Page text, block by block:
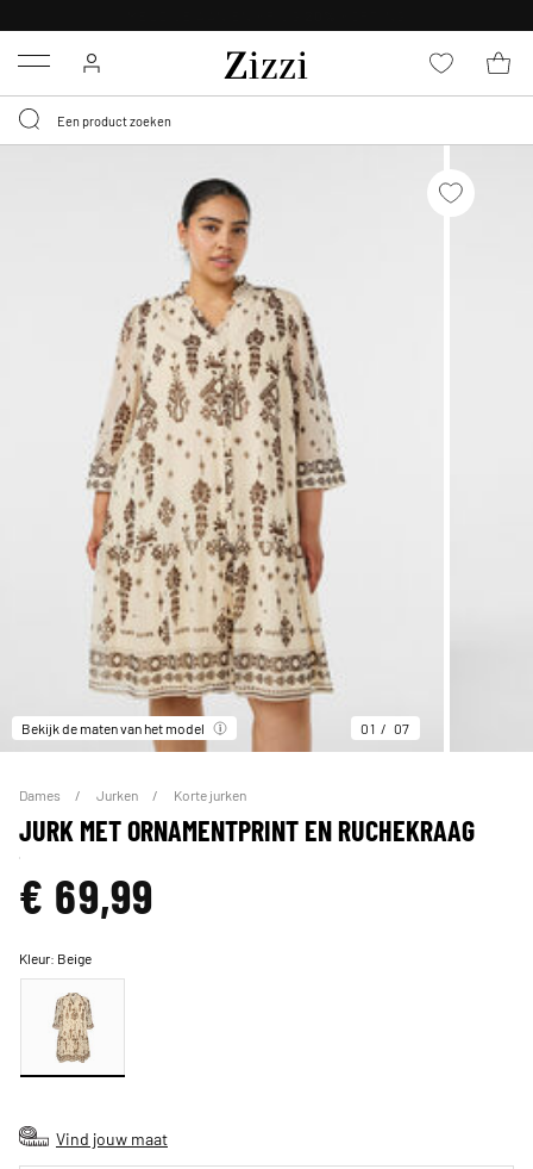
Menu
Bekijk de maten van het model 01 07
Dames Jurken Korte jurken
JURK MET ORNAMENTPRINT EN RUCHEKRAAG
€ 69,99
Kleur: Beige
Vind jouw maat